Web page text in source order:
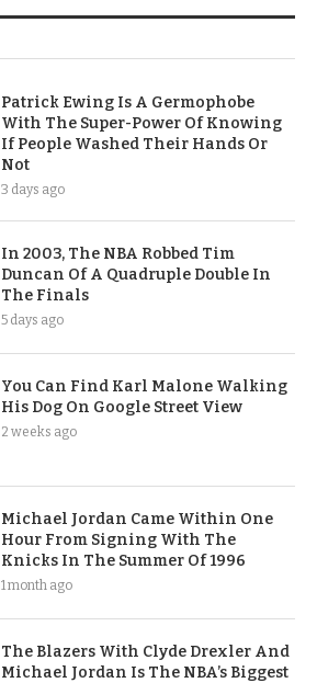
Patrick Ewing Is A Germophobe
With The Super-Power Of Knowing
If People Washed Their Hands Or
Not
3 days ago
In 2003, The NBA Robbed Tim
Duncan Of A Quadruple Double In
The Finals
5 days ago
You Can Find Karl Malone Walking
His Dog On Google Street View
2 weeks ago
Michael Jordan Came Within One
Hour From Signing With The
Knicks In The Summer Of 1996
1 month ago
The Blazers With Clyde Drexler And
Michael Jordan Is The NBA’s Biggest